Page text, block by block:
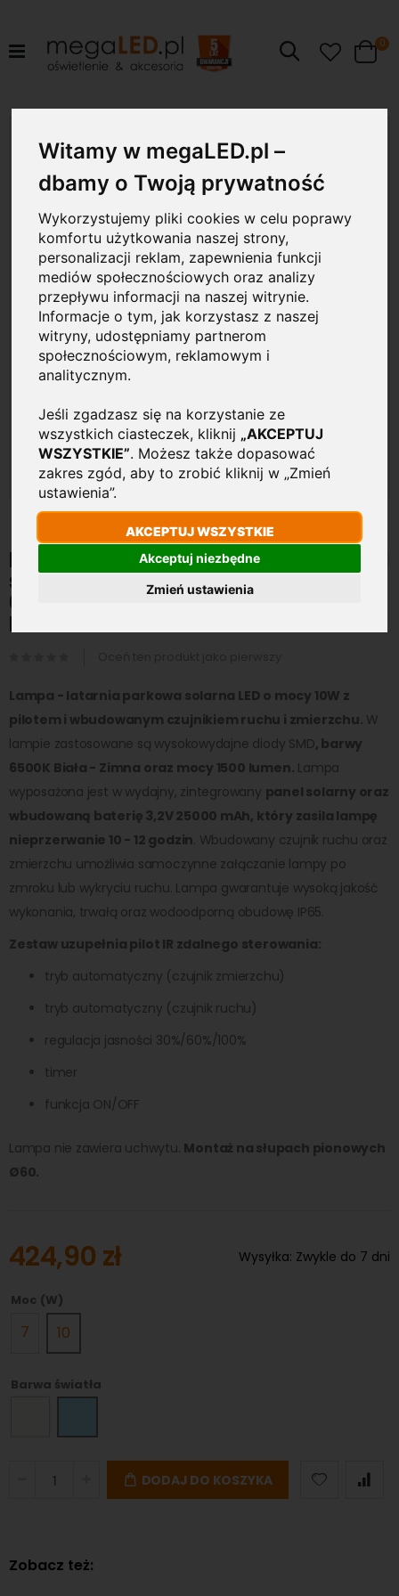
Witamy w megaLED.pl –
dbamy o Twoją prywatność
Wykorzystujemy pliki cookies w celu poprawy
komfortu użytkowania naszej strony,
personalizacji reklam, zapewnienia funkcji
mediów społecznościowych oraz analizy
przepływu informacji na naszej witrynie.
Informacje o tym, jak korzystasz z naszej
witryny, udostępniamy partnerom
społecznościowym, reklamowym i
analitycznym.
Jeśli zgadzasz się na korzystanie ze
wszystkich ciasteczek, kliknij „AKCEPTUJ
WSZYSTKIE”. Możesz także dopasować
zakres zgód, aby to zrobić kliknij w „Zmień
ustawienia”.
AKCEPTUJ WSZYSTKIE
Akceptuj niezbędne
Zmień ustawienia
Szukaj Cart
0
koniec
Przejdź
na
początek
galerii
Lampa - Latarnia Parkowa
solarna HQ LED 10W 1500LM
6500K Zimna Pilot Czujnik
Ruchu Zmierzchu
Lampa - latarnia parkowa solarna LED o mocy 10W z
pilotem i wbudowanym czujnikiem ruchu i zmierzchu. W
lampie zastosowane są wysokowydajne diody SMD, barwy
6500K Biała - Zimna oraz mocy 1500 lumen. Lampa
wyposażona jest w wydajny, zintegrowany panel solarny oraz
wbudowaną baterię 3,2V 25000 mAh, który zasila lampę
nieprzerwanie 10 - 12 godzin. Wbudowany czujnik ruchu oraz
zmierzchu umożliwia samoczynne załączanie lampy po
zmroku lub wykryciu ruchu. Lampa gwarantuje wysoką jakość
wykonania, trwałą oraz wodoodporną obudowę IP65.
Zestaw uzupełnia pilot IR zdalnego sterowania:
tryb automatyczny (czujnik zmierzchu)
tryb automatyczny (czujnik ruchu)
regulacja jasności 30%/60%/100%
timer
funkcja ON/OFF
Lampa nie zawiera uchwytu. Montaż na słupach pionowych
Ø60.
424,90 zł Wysyłka: Zwykle do 7 dni
Moc (W)
7 10
Barwa światła
DODAJ DO KOSZYKA
Zobacz też: